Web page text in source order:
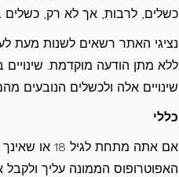
כשלים, לרבות, אך לא רק, כשלים
נציגי האתר רשאים לשנות מעת
ללא מתן הודעה מוקדמת. שינויים
שינויים אלה ולכשלים הנובעים
כללי
אם אתה
האפוטרופוס הממונה עליך